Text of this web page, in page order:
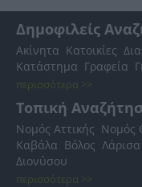
Δημοφιλείς
Ακίνητα Κατοικίες
Κατάστημα Γραφεία
περισσότερα >>
Τοπική
Νομός Αττικής Νομός
Καβάλα Βόλος Λάρισα
Διονύσου
περισσότερα >>